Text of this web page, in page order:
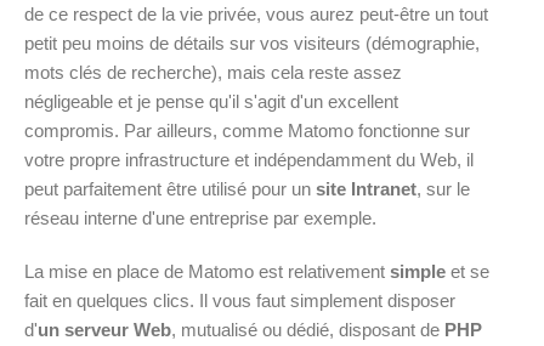
de ce respect de la vie privée, vous aurez peut-être un tout
petit peu moins de détails sur vos visiteurs (démographie,
mots clés de recherche), mais cela reste assez
négligeable et je pense qu'il s'agit d'un excellent
compromis. Par ailleurs, comme Matomo fonctionne sur
votre propre infrastructure et indépendamment du Web, il
peut parfaitement être utilisé pour un site Intranet, sur le
réseau interne d'une entreprise par exemple.
La mise en place de Matomo est relativement simple et se
fait en quelques clics. Il vous faut simplement disposer
d'un serveur Web, mutualisé ou dédié, disposant de PHP